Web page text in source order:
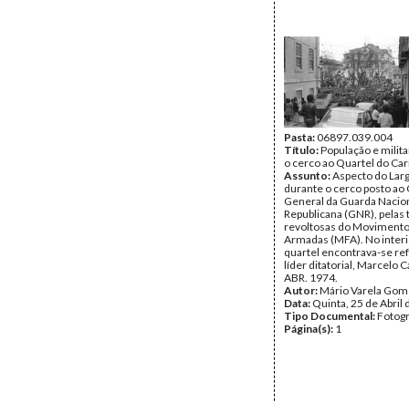
Pasta:06897.039.004
Título:População e
o cerco ao Quartel do
Assunto:Aspecto do
durante o cerco posto ao
General da Guarda
Republicana (GNR), pelas
revoltosas do
Armadas (MFA). No
quartel encontrava-se
líder ditatorial, Marcelo
ABR. 1974.
Autor:Mário Varela
Data: Quinta, 25 de Abril
Tipo Documental:
Página(s): 1